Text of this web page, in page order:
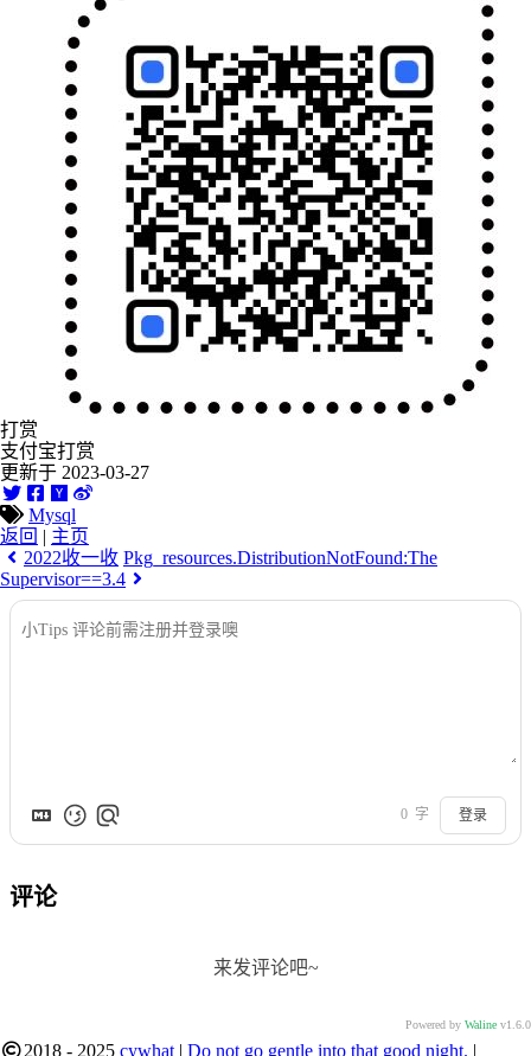
打赏
支付宝打赏
更新于 2023-03-27
Mysql
返回 | 主页
2022收一收 Pkg_resources.DistributionNotFound:The
Supervisor==3.4
0 字 登录
评论
来发评论吧~
Powered by Waline v1.6.0
2018 - 2025 cywhat | Do not go gentle into that good night. |